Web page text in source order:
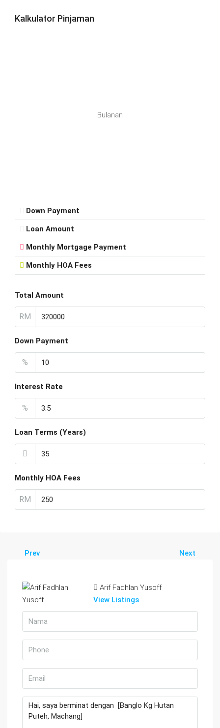
Kalkulator Pinjaman
Bulanan
Down Payment
Loan Amount
Monthly Mortgage Payment
Monthly HOA Fees
Total Amount
RM
Down Payment
%
Interest Rate
%
Loan Terms (Years)
Monthly HOA Fees
RM
Prev Next
Arif Fadhlan Yusoff
View Listings